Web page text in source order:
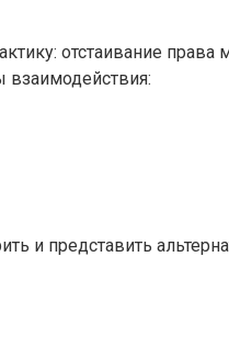
отстаивание права
взаимодействия:
и представить